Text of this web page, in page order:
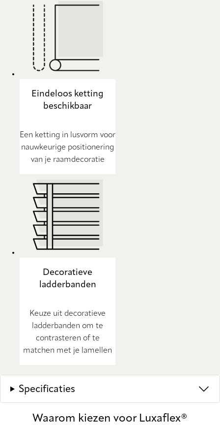
Eindeloos ketting
beschikbaar
Een ketting in lusvorm voor
nauwkeurige positionering
van je raamdecoratie
Decoratieve
ladderbanden
Keuze uit decoratieve
ladderbanden om te
contrasteren of te
matchen met je lamellen
Specificaties
Waarom kiezen voor Luxaflex®